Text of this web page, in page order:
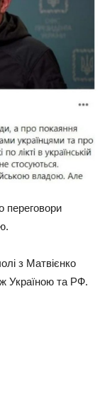
переговори
з Матвієнко
Україною та РФ.